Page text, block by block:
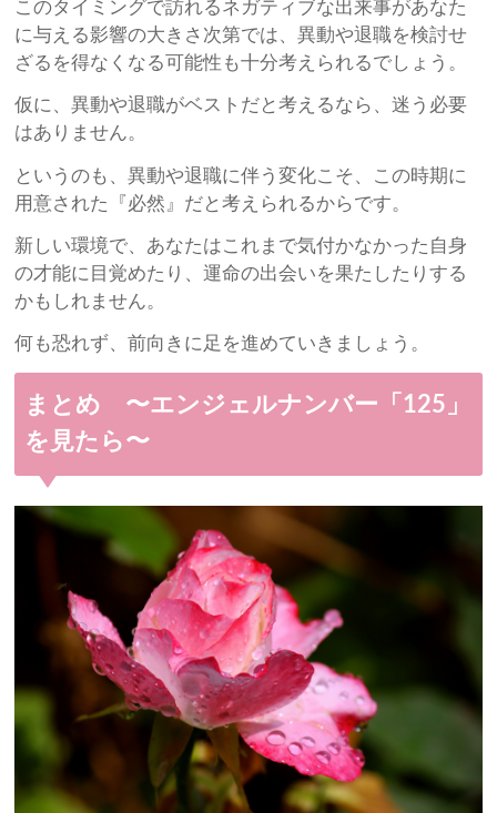
このタイミングで訪れるネガティブな出来事があなた
に与える影響の大きさ次第では、異動や退職を検討せ
ざるを得なくなる可能性も十分考えられるでしょう。
仮に、異動や退職がベストだと考えるなら、迷う必要
はありません。
というのも、異動や退職に伴う変化こそ、この時期に
用意された『必然』だと考えられるからです。
新しい環境で、あなたはこれまで気付かなかった自身
の才能に目覚めたり、運命の出会いを果たしたりする
かもしれません。
何も恐れず、前向きに足を進めていきましょう。
まとめ 〜エンジェルナンバー「125」
を見たら〜